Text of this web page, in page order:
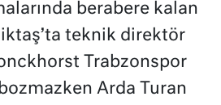
berabere kalan
teknik direktör
Trabzonspor
bozmazken Arda Turan